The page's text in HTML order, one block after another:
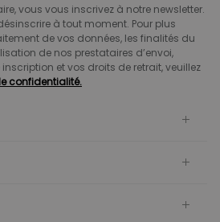
vous vous inscrivez à notre newsletter.
à tout moment. Pour plus
de vos données, les finalités du
de nos prestataires d’envoi,
et vos droits de retrait, veuillez
confidentialité.